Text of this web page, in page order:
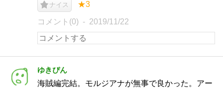
ナイス ★3
コメント(0) 2019/11/22
ゆきぴん
海賊編完結。モルジアナが無事で良かった。アー